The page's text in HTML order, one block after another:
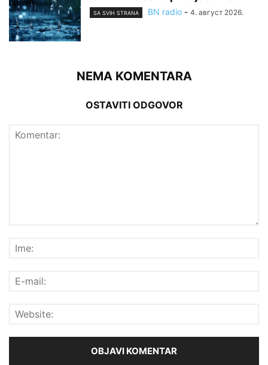
SA SVIH STRANA BN radio - 4. август 2026.
NEMA KOMENTARA
OSTAVITI ODGOVOR